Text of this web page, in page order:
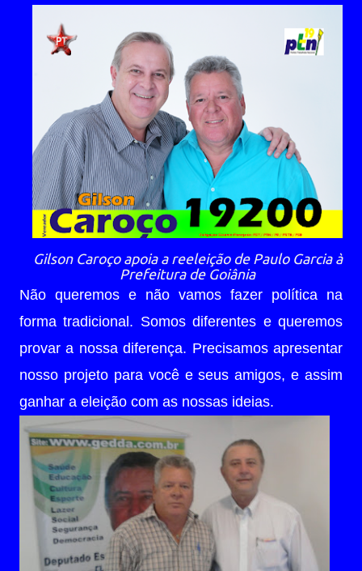
Gilson Caroço apoia a reeleição de Paulo Garcia à
Prefeitura de Goiânia
Não queremos e não vamos fazer política na
forma tradicional. Somos diferentes e queremos
provar a nossa diferença. Precisamos apresentar
nosso projeto para você e seus amigos, e assim
ganhar a eleição com as nossas ideias.